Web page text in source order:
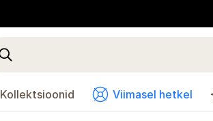
Kollektsioonid Viimasel hetkel